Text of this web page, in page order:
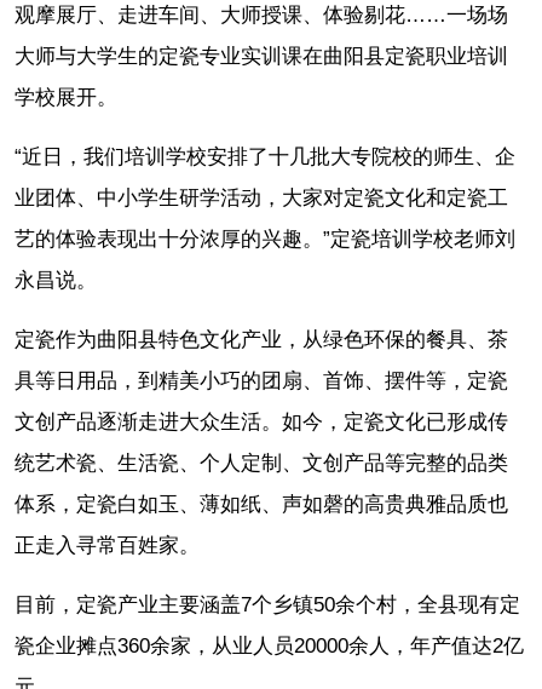
观摩展厅、走进车间、大师授课、体验剔花……一场场
大师与大学生的定瓷专业实训课在曲阳县定瓷职业培训
学校展开。
“近日，我们培训学校安排了十几批大专院校的师生、企
业团体、中小学生研学活动，大家对定瓷文化和定瓷工
艺的体验表现出十分浓厚的兴趣。”定瓷培训学校老师刘
永昌说。
定瓷作为曲阳县特色文化产业，从绿色环保的餐具、茶
具等日用品，到精美小巧的团扇、首饰、摆件等，定瓷
文创产品逐渐走进大众生活。如今，定瓷文化已形成传
统艺术瓷、生活瓷、个人定制、文创产品等完整的品类
体系，定瓷白如玉、薄如纸、声如磬的高贵典雅品质也
正走入寻常百姓家。
目前，定瓷产业主要涵盖7个乡镇50余个村，全县现有定
瓷企业摊点360余家，从业人员20000余人，年产值达2亿